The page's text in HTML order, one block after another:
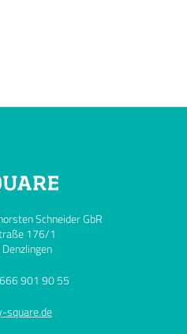
Schneider GbR
176/1
901 90 55
square.de